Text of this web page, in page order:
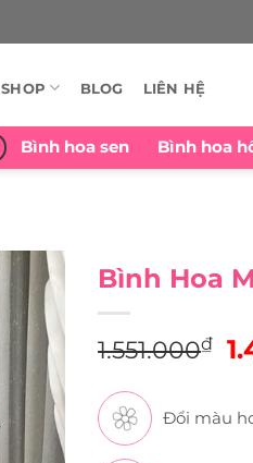
SHOP BLOG LIÊN HỆ
Bình hoa sen Bình hoa
Bình Hoa
1.551.000₫
Đổi màu